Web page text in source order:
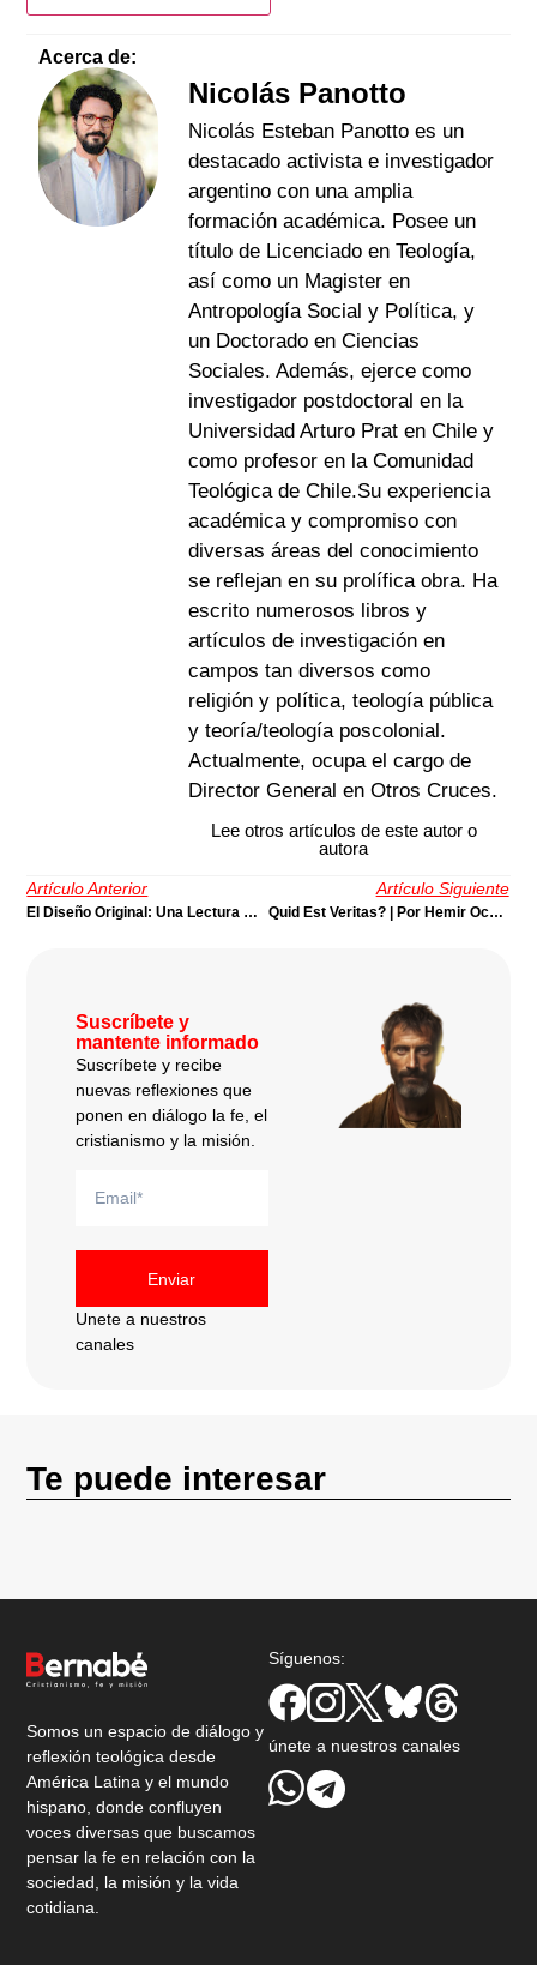
Acerca de:
Nicolás Panotto
Nicolás Esteban Panotto es un
destacado activista e investigador
argentino con una amplia
formación académica. Posee un
título de Licenciado en Teología,
así como un Magister en
Antropología Social y Política, y
un Doctorado en Ciencias
Sociales. Además, ejerce como
investigador postdoctoral en la
Universidad Arturo Prat en Chile y
como profesor en la Comunidad
Teológica de Chile.Su experiencia
académica y compromiso con
diversas áreas del conocimiento
se reflejan en su prolífica obra. Ha
escrito numerosos libros y
artículos de investigación en
campos tan diversos como
religión y política, teología pública
y teoría/teología poscolonial.
Actualmente, ocupa el cargo de
Director General en Otros Cruces.
Lee otros artículos de este autor o
autora
Artículo Anterior
El Diseño Original: Una Lectura Contextual | Por Julio Córdova
Artículo Siguiente
Quid Est Veritas? | Por Hemir Ochoa
Suscríbete y
mantente informado
Suscríbete y recibe
nuevas reflexiones que
ponen en diálogo la fe, el
cristianismo y la misión.
Enviar
Unete a nuestros
canales
Te puede interesar
Somos un espacio de diálogo y
reflexión teológica desde
América Latina y el mundo
hispano, donde confluyen
voces diversas que buscamos
pensar la fe en relación con la
sociedad, la misión y la vida
cotidiana.
Síguenos:
únete a nuestros canales